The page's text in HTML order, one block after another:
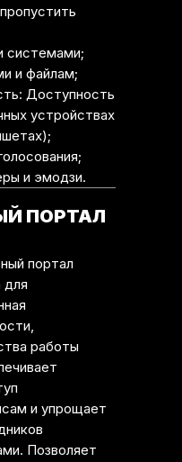
системами;
и файлам;
Доступность
устройствах
и эмодзи.
ПОРТАЛ
портал
для
работы
и упрощает
Позволяет